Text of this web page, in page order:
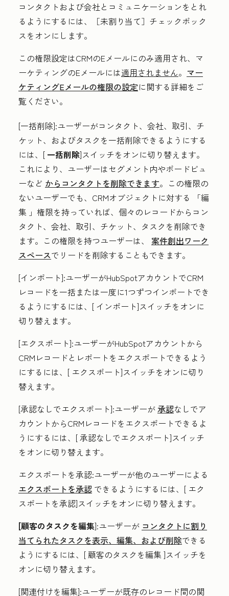
コンタクトおよび会社とコミュニケーションをとれ
るようにするには、［未割り当て］ チェックボック
スをオンにします。
この権限設定はCRMのEメールにのみ適用され、マ
ーケティングのEメールには適用されません。 マー
ケティングEメールの権限の設定に関する詳細をご
覧ください。
[一括削除]:ユーザーがコンタクト、会社、取引、チ
ケット、およびタスクを一括削除できるようにする
には、[ 一括削除]スイッチをオンに切り替えます。
これにより、ユーザーはセグメント内やボードビュ
ーなど からコンタクトを削除できます。この権限の
ないユーザーでも、CRMオブジェクトに対する
「編
集 」権限を持っていれば、個々のレコードからコン
タクト、会社、取引、チケット、タスクを削除でき
ます。この権限を持つユーザーは、 案件創出ワーク
スペースでリードを削除することもできます。
[インポート]:ユーザーがHubSpotアカウントでCRM
レコードを一括または一度に1つずつインポートでき
るようにするには、[ インポート]スイッチをオンに
切り替えます。
[エクスポート]:ユーザーがHubSpotアカウントから
CRMレコードとレポートをエクスポートできるよう
にするには、[ エクスポート]スイッチをオンに切り
替えます。
[承認なしでエクスポート]:ユーザーが承認なしでア
カウントからCRMレコードをエクスポートできるよ
うにするには、[承認なしでエクスポート]スイッチ
をオンに切り替えます。
エクスポートを承認:ユーザーが他のユーザーによる
エクスポートを承認 できるようにするには、[ エク
スポートを承認]スイッチを オンに切り替えます。
[顧客のタスクを編集]:ユーザーが コンタクトに割り
当てられたタスクを表示、編集、および削除できる
ようにするには、[顧客のタスクを編集]スイッチを
オンに切り替えます。
[関連付けを編集]:ユーザーが既存のレコード間の関